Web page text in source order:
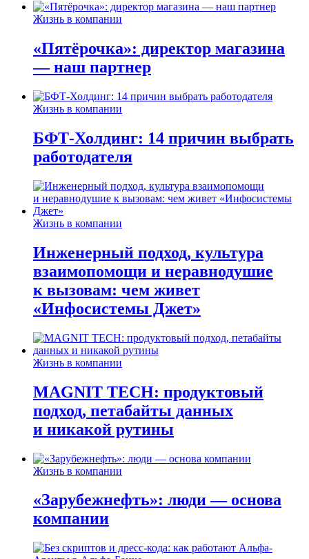
Жизнь в компании
«Пятёрочка»: директор магазина
— наш партнер
Жизнь в компании
БФТ-Холдинг: 14 причин выбрать
работодателя
Жизнь в компании
Инженерный подход, культура
взаимопомощи и неравнодушие
к вызовам: чем живет
«Инфосистемы Джет»
Жизнь в компании
MAGNIT TECH: продуктовый
подход, петабайты данных
и никакой рутины
Жизнь в компании
«Зарубежнефть»: люди — основа
компании